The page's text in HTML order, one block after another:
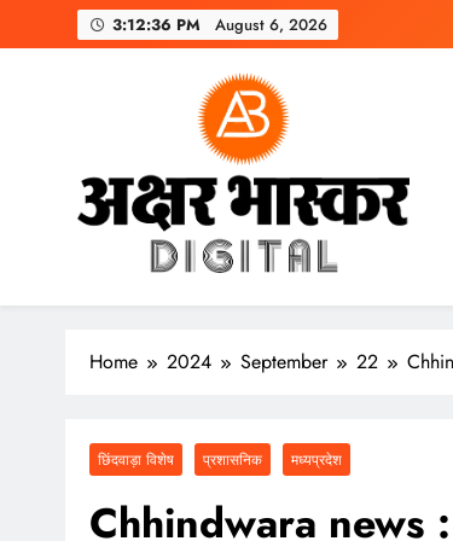
to
3:12:37 PM August 6, 2026
अक्षर भास्कर
डिजिटल
Home 2024 September 22
छिंदवाड़ा विशेष प्रशासनिक मध्यप्रदेश
Chhindwara news :